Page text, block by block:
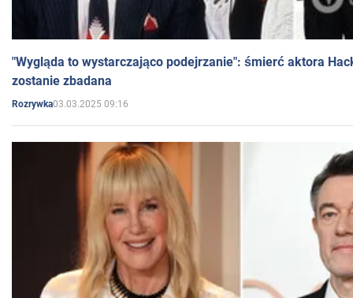
"Wygląda to wystarczająco podejrzanie": śmierć aktora
zostanie zbadana
Rozrywka03.03.2025 09:16